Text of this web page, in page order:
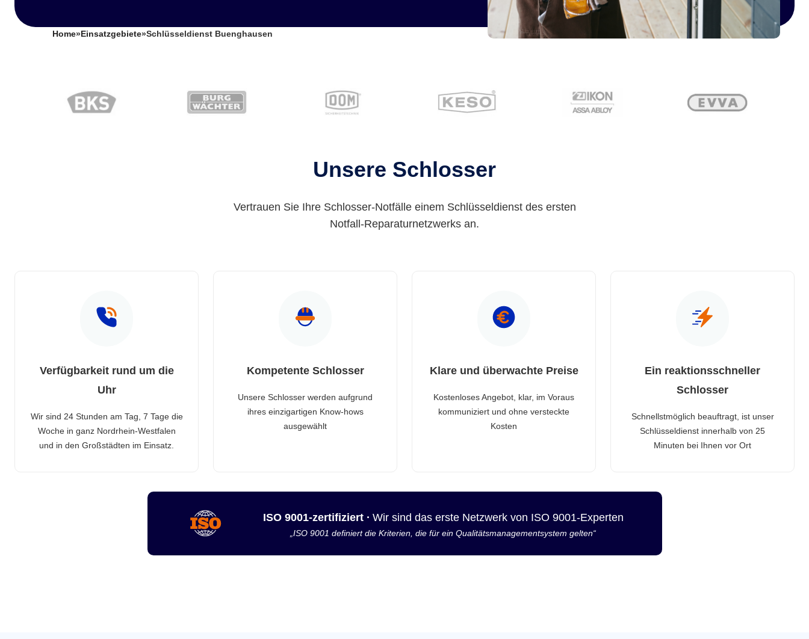
Home» Einsatzgebiete»Schlüsseldienst Buenghausen
Unsere Schlosser
Vertrauen Sie Ihre Schlosser-Notfälle einem Schlüsseldienst des ersten
Notfall-Reparaturnetzwerks an.
Verfügbarkeit rund um die
Uhr
Wir sind 24 Stunden am Tag, 7 Tage die
Woche in ganz Nordrhein-Westfalen
und in den Großstädten im Einsatz.
Kompetente Schlosser
Unsere Schlosser werden aufgrund
ihres einzigartigen Know-hows
ausgewählt
Klare und überwachte Preise
Kostenloses Angebot, klar, im Voraus
kommuniziert und ohne versteckte
Kosten
Ein reaktionsschneller
Schlosser
Schnellstmöglich beauftragt, ist unser
Schlüsseldienst innerhalb von 25
Minuten bei Ihnen vor Ort
ISO 9001-zertifiziert · Wir sind das erste Netzwerk von ISO 9001-Experten
„ISO 9001 definiert die Kriterien, die für ein Qualitätsmanagementsystem gelten“